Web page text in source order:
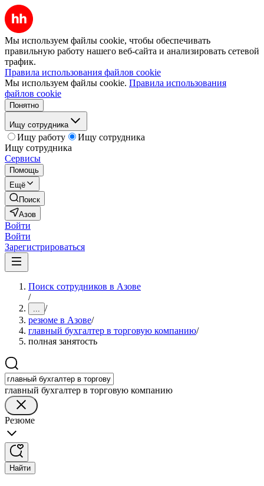
Мы используем файлы cookie, чтобы обеспечивать
правильную работу нашего веб-сайта и анализировать сетевой
трафик.
Правила использования файлов cookie
Мы используем файлы cookie. Правила использования
файлов cookie
Понятно
Ищу сотрудника
Ищу работу
Ищу сотрудника
Ищу сотрудника
Сервисы
Помощь
Ещё
Поиск
Азов
Войти
Войти
Зарегистрироваться
Поиск сотрудников в Азове
/
... /
резюме в Азове/
главный бухгалтер в торговую компанию/
полная занятость
главный бухгалтер в торговую компанию
Резюме
Найти